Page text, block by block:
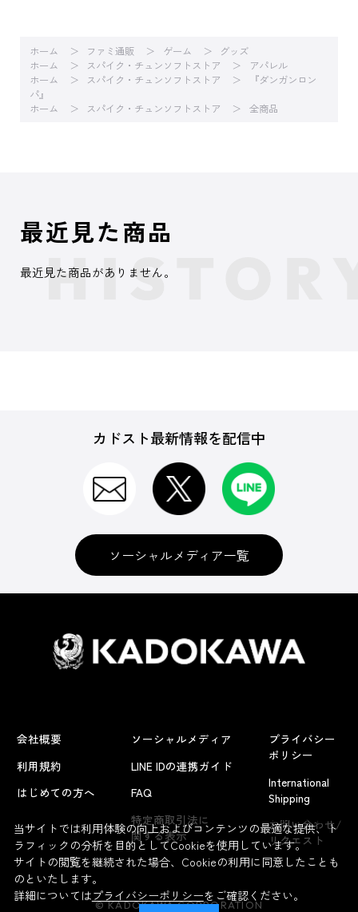
ホーム ファミ通販 ゲーム
グッズ
ホーム
スパイク・チュンソフトストア
アパレル
ホーム
スパイク・チュンソフトストア
『ダンガンロン
パ』
ホーム
スパイク・チュンソフトストア 全商品
よくあるお問い合わせ
最近見た商品
最近見た商品がありません。
カドスト最新情報を配信中
ソーシャルメディア一覧
会社概要
利用規約
はじめての方へ
ソーシャルメディア
LINE IDの連携ガイド
FAQ
特定商取引法に
関する表示
プライバシー
ポリシー
International
Shipping
お問い合わせ/
リクエスト
© KADOKAWA CORPORATION
当サイトでは利用体験の向上およびコンテンツの最適な提供、ト
ラフィックの分析を目的としてCookieを使用しています。
サイトの閲覧を継続された場合、Cookieの利用に同意したことも
のといたします。
詳細についてはプライバシーポリシーをご確認ください。